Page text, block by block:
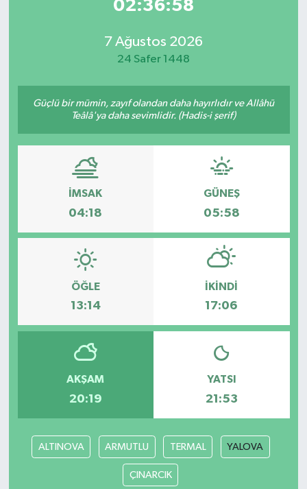
02:36:58
7 Ağustos 2026
24 Safer 1448
Güçlü bir mümin, zayıf olandan daha hayırlıdır ve Allâhü
Teâlâ'ya daha sevimlidir. (Hadis-i şerif)
İMSAK
04:18
GÜNEŞ
05:58
ÖĞLE
13:14
İKINDI
17:06
AKŞAM
20:19
YATSI
21:53
ALTINOVA ARMUTLU TERMAL YALOVA
ÇINARCIK
Yaşam